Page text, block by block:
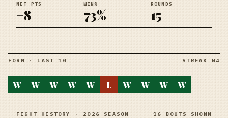
NET PTS
+8
WIN%
73%
ROUNDS
15
FORM · LAST 10 STREAK W4
W W W W W L W W W W
FIGHT HISTORY · 2026 SEASON 16 BOUTS SHOWN